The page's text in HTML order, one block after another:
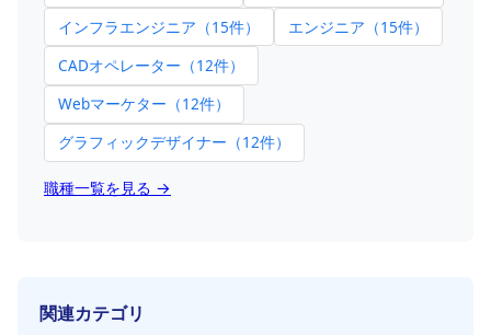
インフラエンジニア（15件）
エンジニア（15件）
CADオペレーター（12件）
Webマーケター（12件）
グラフィックデザイナー（12件）
職種一覧を見る →
関連カテゴリ